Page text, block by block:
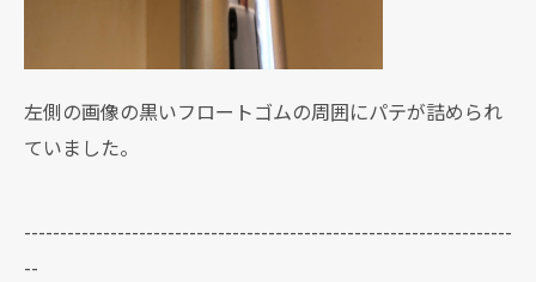
左側の画像の黒いフロートゴムの周囲にパテが詰められ
ていました。
--------------------------------------------------------------------
--